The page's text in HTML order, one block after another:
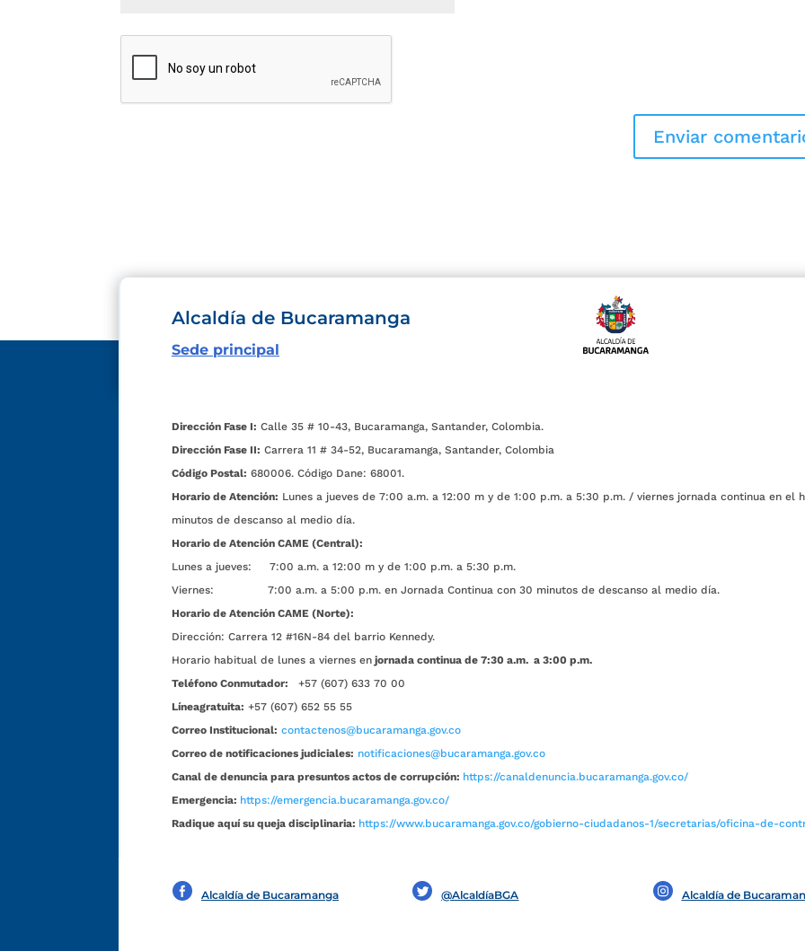
Alcaldía de Bucaramanga
Sede principal
Dirección Fase I: Calle 35 # 10-43, Bucaramanga, Santander, Colombia.
Dirección Fase II: Carrera 11 # 34-52, Bucaramanga, Santander, Colombia
Código Postal: 680006. Código Dane: 68001.
Horario de Atención: Lunes a jueves de 7:00 a.m. a 12:00 m y de 1:00 p.m. a 5:30 p.m. / viernes jornada continua en el
minutos de descanso al medio día.
Horario de Atención CAME (Central):
Lunes a jueves: 7:00 a.m. a 12:00 m y de 1:00 p.m. a 5:30 p.m.
Viernes: 7:00 a.m. a 5:00 p.m. en Jornada Continua con 30 minutos de descanso al medio día.
Horario de Atención CAME (Norte):
Dirección: Carrera 12 #16N-84 del barrio Kennedy.
Horario habitual de lunes a viernes en jornada continua de 7:30 a.m. a 3:00 p.m.
Teléfono Conmutador:
+57 (607) 633 70 00
Líneagratuita: +57 (607) 652 55 55
Correo Institucional: contactenos@bucaramanga.gov.co
Correo de notificaciones judiciales: notificaciones@bucaramanga.gov.co
Canal de denuncia para presuntos actos de corrupción: https://canaldenuncia.bucaramanga.gov.co/
Emergencia: https://emergencia.bucaramanga.gov.co/
Radique aquí su queja disciplinaria: https://www.bucaramanga.gov.co/gobierno-ciudadanos-1/secretarias/oficina-de-
Alcaldía de Bucaramanga @AlcaldíaBGA Alcaldía de